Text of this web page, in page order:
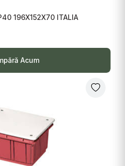
196X152X70 ITALIA
Acum